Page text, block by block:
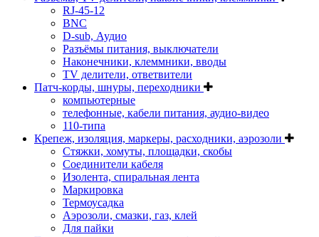
RJ-45-12
BNC
D-sub, Аудио
Разъёмы питания, выключатели
Наконечники, клеммники, вводы
ТV делители, ответвители
Патч-корды, шнуры, переходники
компьютерные
телефонные, кабели питания, аудио-видео
110-типа
Крепеж, изоляция, маркеры, расходники, аэрозоли
Стяжки, хомуты, площадки, скобы
Соединители кабеля
Изолента, спиральная лента
Маркировка
Термоусадка
Аэрозоли, смазки, газ, клей
Для пайки